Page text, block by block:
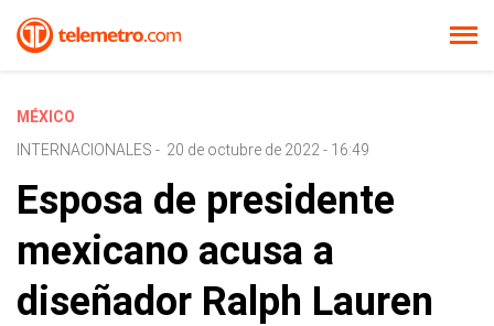
MÉXICO
INTERNACIONALES - 20 de octubre de 2022 - 16:49
Esposa de presidente
mexicano acusa a
diseñador Ralph Lauren